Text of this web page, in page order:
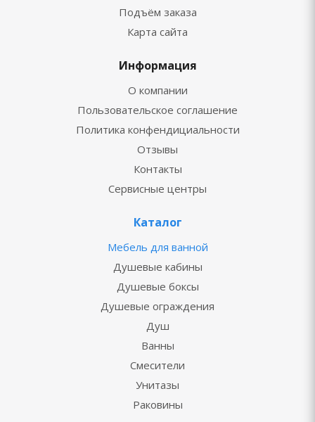
Подъём заказа
Карта сайта
Информация
О компании
Пользовательское соглашение
Политика конфендициальности
Отзывы
Контакты
Сервисные центры
Каталог
Мебель для ванной
Душевые кабины
Душевые боксы
Душевые ограждения
Душ
Ванны
Смесители
Унитазы
Раковины